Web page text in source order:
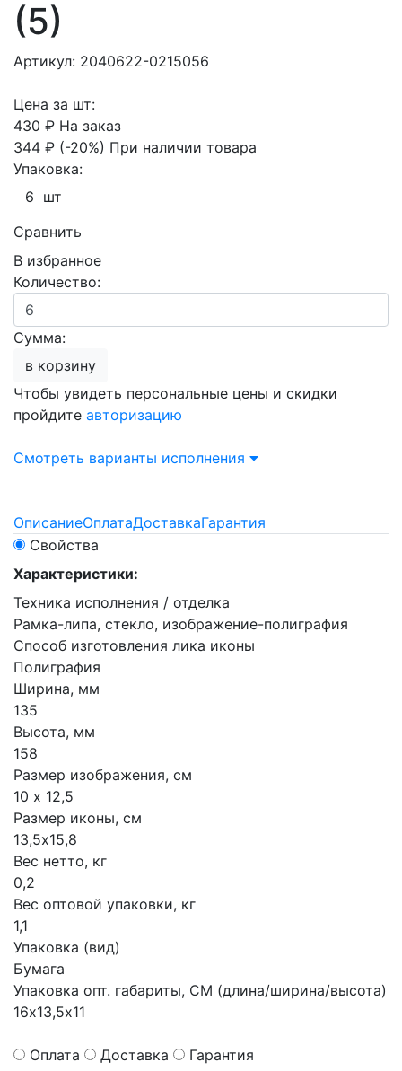
(5)
Артикул: 2040622-0215056
Цена за шт:
430 ₽ На заказ
344 ₽ (-20%) При наличии товара
Упаковка:
6 шт
Сравнить
В избранное
Количество:
Сумма:
в корзину
Чтобы увидеть персональные цены и скидки
пройдите авторизацию
Смотреть варианты исполнения
ОписаниеОплатаДоставкаГарантия
Свойства
Характеристики:
Техника исполнения / отделка
Рамка-липа, стекло, изображение-полиграфия
Способ изготовления лика иконы
Полиграфия
Ширина, мм
135
Высота, мм
158
Размер изображения, см
10 х 12,5
Размер иконы, см
13,5х15,8
Вес нетто, кг
0,2
Вес оптовой упаковки, кг
1,1
Упаковка (вид)
Бумага
Упаковка опт. габариты, СМ (длина/ширина/высота)
16х13,5х11
Оплата Доставка Гарантия